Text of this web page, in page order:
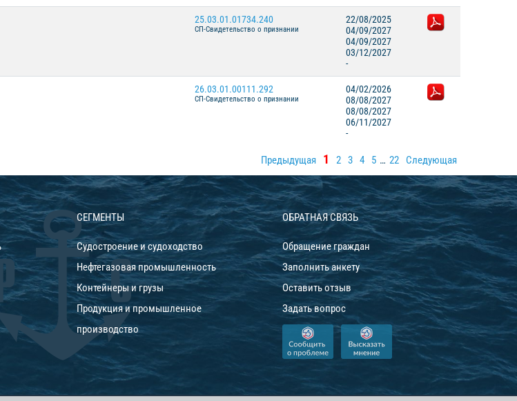
25.03.01.01734.240
СП-Свидетельство о признании
22/08/2025
04/09/2027
04/09/2027
03/12/2027
-
26.03.01.00111.292
СП-Свидетельство о признании
04/02/2026
08/08/2027
08/08/2027
06/11/2027
-
Предыдущая 1 2 3 4 5 … 22 Следующая
СЕГМЕНТЫ
Судостроение и судоходство
Нефтегазовая промышленность
Контейнеры и грузы
Продукция и промышленное
производство
ОБРАТНАЯ СВЯЗЬ
Обращение граждан
Заполнить анкету
Оставить отзыв
Задать вопрос